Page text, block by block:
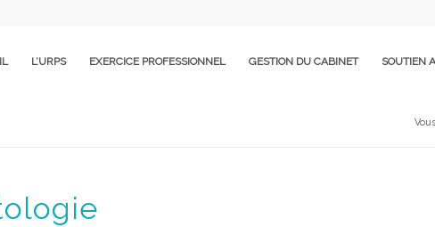
L’URPS EXERCICE PROFESSIONNEL GESTION DU CABINET SOUTIEN